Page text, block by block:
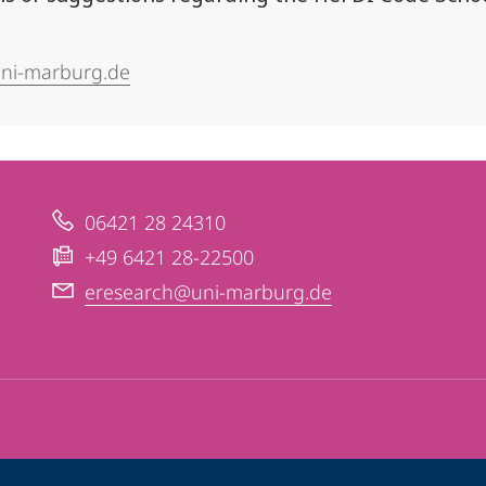
marburg.de
06421 28 24310
+49 6421 28-22500
eresearch@uni-marburg.de